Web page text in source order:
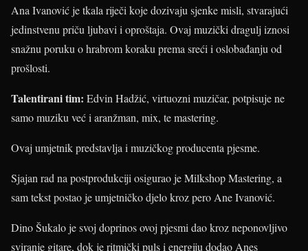
Ana Ivanović je tkala riječi koje dozivaju sjenke misli, stvarajući
jedinstvenu priču ljubavi i oproštaja. Ovaj muzički dragulj iznosi
snažnu poruku o hrabrom koraku prema sreći i oslobađanju od
prošlosti.
Talentirani tim: Edvin Hadžić, virtuozni muzičar, potpisuje ne
samo muziku već i aranžman, mix, te mastering.
Ovaj umjetnik predstavlja i muzičkog producenta pjesme.
Sjajan rad na postprodukciji osigurao je Milkshop Mastering, a
sam tekst postao je umjetničko djelo kroz pero Ane Ivanović.
Dino Šukalo je svoj doprinos ovoj pjesmi dao kroz neponovljivo
sviranje gitare, dok je ritmički puls i energiju dodao Anes